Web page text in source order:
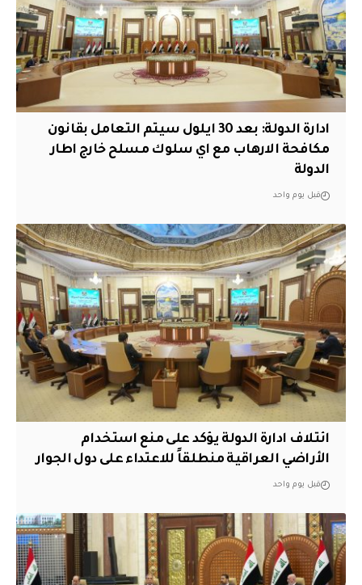
ادارة الدولة: بعد 30 ايلول سيتم التعامل بقانون
مكافحة الارهاب مع اي سلوك مسلح خارج اطار
الدولة
قبل يوم واحد
ائتلاف ادارة الدولة يؤكد على منع استخدام
الأراضي العراقية منطلقاً للاعتداء على دول الجوار
قبل يوم واحد